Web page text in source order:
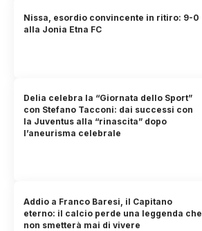
Nissa, esordio convincente in ritiro: 9-0
alla Jonia Etna FC
Delia celebra la “Giornata dello Sport”
con Stefano Tacconi: dai successi con
la Juventus alla “rinascita” dopo
l’aneurisma celebrale
Addio a Franco Baresi, il Capitano
eterno: il calcio perde una leggenda che
non smetterà mai di vivere